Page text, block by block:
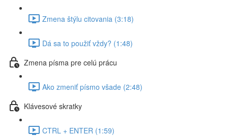
Zmena štýlu citovania (3:18)
Dá sa to použiť vždy? (1:48)
Zmena písma pre celú prácu
Ako zmeniť písmo všade (2:48)
Klávesové skratky
CTRL + ENTER (1:59)